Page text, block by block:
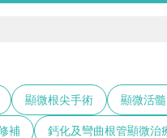
顯微根尖手術 顯微活
補 鈣化及彎曲根管顯微治